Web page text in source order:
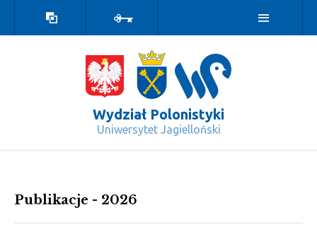
kontrastowa
Wydział Polonistyki
Uniwersytet Jagielloński
Publikacje - 2026